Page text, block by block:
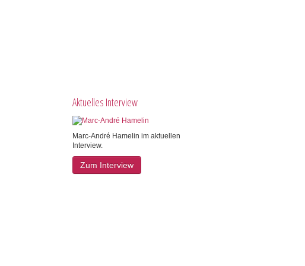
Aktuelles Interview
Marc-André Hamelin im aktuellen
Interview.
Zum Interview